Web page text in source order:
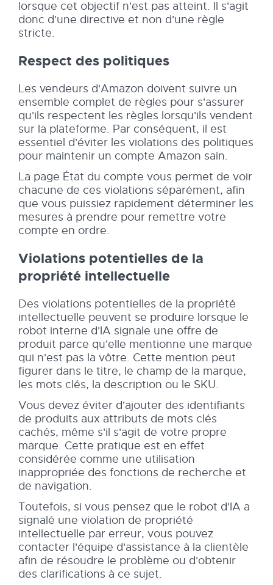
lorsque cet objectif n'est pas atteint. Il s'agit
donc d'une directive et non d'une règle
stricte.
Respect des politiques
Les vendeurs d'Amazon doivent suivre un
ensemble complet de règles pour s'assurer
qu'ils respectent les règles lorsqu'ils vendent
sur la plateforme. Par conséquent, il est
essentiel d'éviter les violations des politiques
pour maintenir un compte Amazon sain.
La page État du compte vous permet de voir
chacune de ces violations séparément, afin
que vous puissiez rapidement déterminer les
mesures à prendre pour remettre votre
compte en ordre.
Violations potentielles de la
propriété intellectuelle
Des violations potentielles de la propriété
intellectuelle peuvent se produire lorsque le
robot interne d'IA signale une offre de
produit parce qu'elle mentionne une marque
qui n'est pas la vôtre. Cette mention peut
figurer dans le titre, le champ de la marque,
les mots clés, la description ou le SKU.
Vous devez éviter d'ajouter des identifiants
de produits aux attributs de mots clés
cachés, même s'il s'agit de votre propre
marque. Cette pratique est en effet
considérée comme une utilisation
inappropriée des fonctions de recherche et
de navigation.
Toutefois, si vous pensez que le robot d'IA a
signalé une violation de propriété
intellectuelle par erreur, vous pouvez
contacter l'équipe d'assistance à la clientèle
afin de résoudre le problème ou d'obtenir
des clarifications à ce sujet.